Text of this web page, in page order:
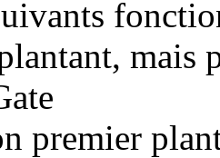
mais
premier